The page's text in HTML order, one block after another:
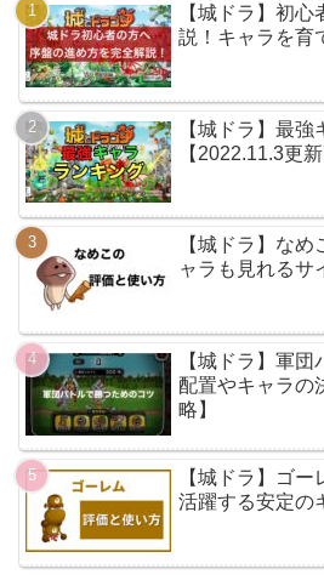
【城ドラ】初
説！キャラを育
【城ドラ】最強
【2022.11.3更
【城ドラ】な
ャラも見れるサ
【城ドラ】軍
配置やキャラの
略】
【城ドラ】ゴ
活躍する安定の